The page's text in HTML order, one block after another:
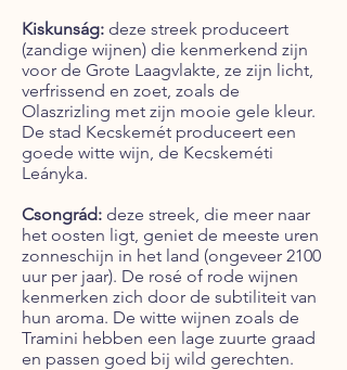
Kiskunság: deze streek produceert
(zandige wijnen) die kenmerkend zijn
voor de Grote Laagvlakte, ze zijn licht,
verfrissend en zoet, zoals de
Olaszrizling met zijn mooie gele kleur.
De stad Kecskemét produceert een
goede witte wijn, de Kecskeméti
Leányka.
Csongrád: deze streek, die meer naar
het oosten ligt, geniet de meeste uren
zonneschijn in het land (ongeveer 2100
uur per jaar). De rosé of rode wijnen
kenmerken zich door de subtiliteit van
hun aroma. De witte wijnen zoals de
Tramini hebben een lage zuurte graad
en passen goed bij wild gerechten.